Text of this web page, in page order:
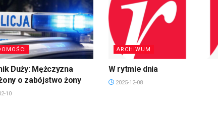
Duży: Mężczyzna
o zabójstwo żony
10
ARCHIWUM
W rytmie dnia
2025-12-08